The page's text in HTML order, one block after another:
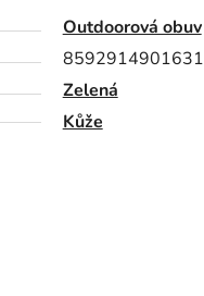
Outdoorová obuv
8592914901631
Zelená
Kůže